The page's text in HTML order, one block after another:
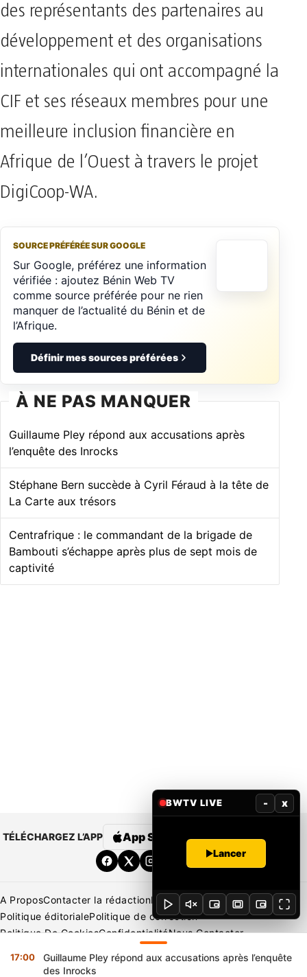
des représentants des partenaires au
développement et des organisations
internationales qui ont accompagné la
CIF et ses réseaux membres pour une
meilleure inclusion financière en
Afrique de l’Ouest à travers le projet
DigiCoop-WA.
SOURCE PRÉFÉRÉE SUR GOOGLE
Sur Google, préférez une information
vérifiée : ajoutez Bénin Web TV
comme source préférée pour ne rien
manquer de l’actualité du Bénin et de
l’Afrique.
Définir mes sources préférées
À NE PAS MANQUER
Guillaume Pley répond aux accusations après
l’enquête des Inrocks
Stéphane Bern succède à Cyril Féraud à la tête de
La Carte aux trésors
Centrafrique : le commandant de la brigade de
Bambouti s’échappe après plus de sept mois de
captivité
TÉLÉCHARGEZ L’APP App Store Google Play
A ProposContacter la rédactionRédaction Mentions légales
Politique éditorialePolitique de correction
Politique De CookiesConfidentialitéNous Contacter
Copyright © 2026 BENIN WEB TV | Tous Droits Réservés
17:00
Guillaume Pley répond aux accusations après l’enquête
des Inrocks
BWTV LIVE - x
Lancer